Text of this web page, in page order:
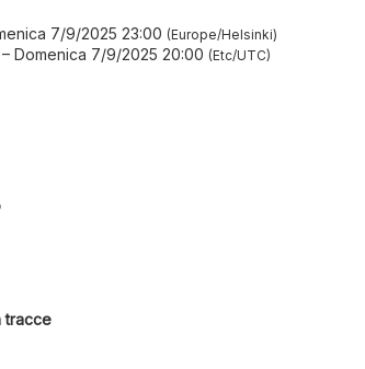
7/9/2025 23:00 Europe/Helsinki
– Domenica 7/9/2025 20:00 Etc/UTC
tracce